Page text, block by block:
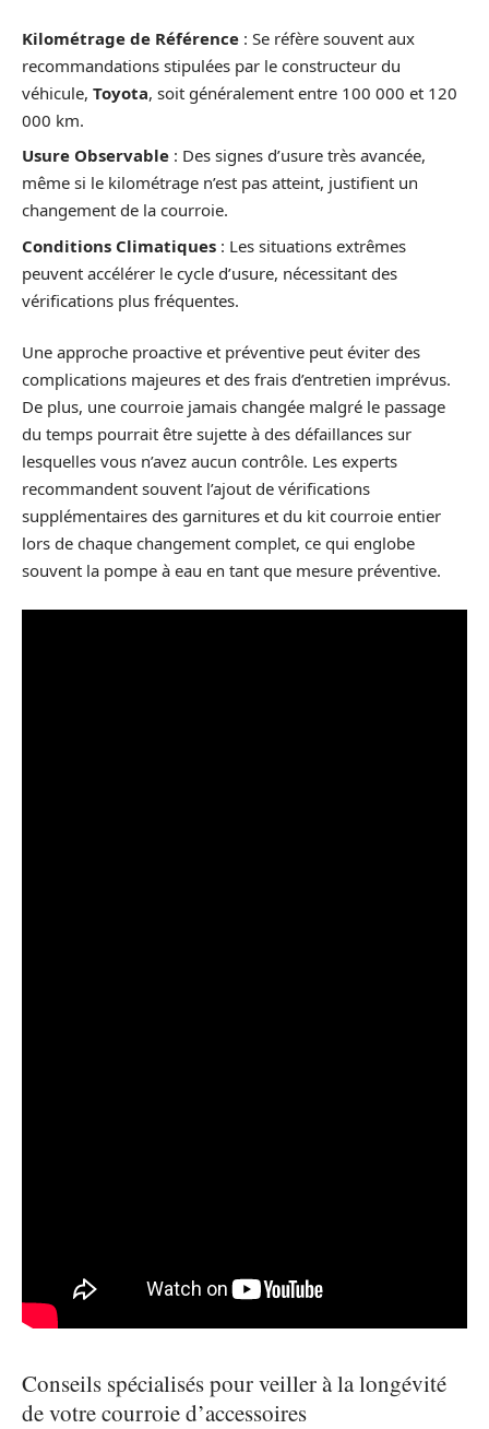
Kilométrage de Référence : Se réfère souvent aux
recommandations stipulées par le constructeur du
véhicule, Toyota, soit généralement entre 100 000 et 120
000 km.
Usure Observable : Des signes d’usure très avancée,
même si le kilométrage n’est pas atteint, justifient un
changement de la courroie.
Conditions Climatiques : Les situations extrêmes
peuvent accélérer le cycle d’usure, nécessitant des
vérifications plus fréquentes.
Une approche proactive et préventive peut éviter des
complications majeures et des frais d’entretien imprévus.
De plus, une courroie jamais changée malgré le passage
du temps pourrait être sujette à des défaillances sur
lesquelles vous n’avez aucun contrôle. Les experts
recommandent souvent l’ajout de vérifications
supplémentaires des garnitures et du kit courroie entier
lors de chaque changement complet, ce qui englobe
souvent la pompe à eau en tant que mesure préventive.
Conseils spécialisés pour veiller à la longévité
de votre courroie d’accessoires